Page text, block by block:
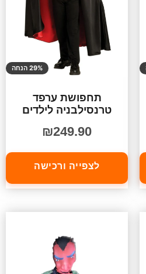
29% הנחה
תחפושת ערפד
טרנסילבניה לילדים
₪249.90
לצפייה ורכישה